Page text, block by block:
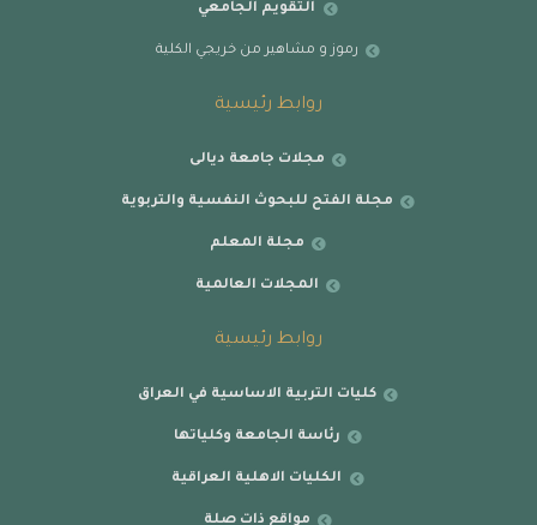
التقويم الجامعي
رموز و مشاهير من خريجي الكلية
روابط رئيسية
مجلات جامعة ديالى
مجلة الفتح للبحوث النفسية والتربوية
مجلة المعلم
المجلات العالمية
روابط رئيسية
كليات التربية الاساسية في العراق
رئاسة الجامعة وكلياتها
الكليات الاهلية العراقية
مواقع ذات صلة